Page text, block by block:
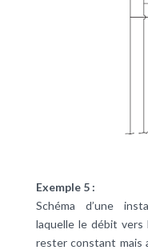
Exemple 5 :
Schéma d’une
laquelle le débit vers
rester constant mais